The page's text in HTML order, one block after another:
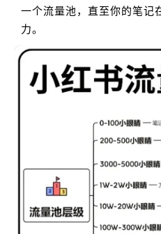
一个流量池，直至你的笔记
力。